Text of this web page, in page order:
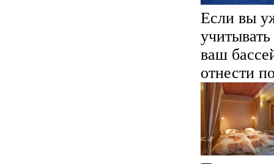
Если вы
ваш
отнести